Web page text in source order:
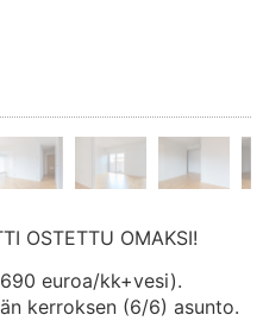
OSTETTU OMAKSI!
euroa/kk+vesi).
kerroksen (6/6) asunto.